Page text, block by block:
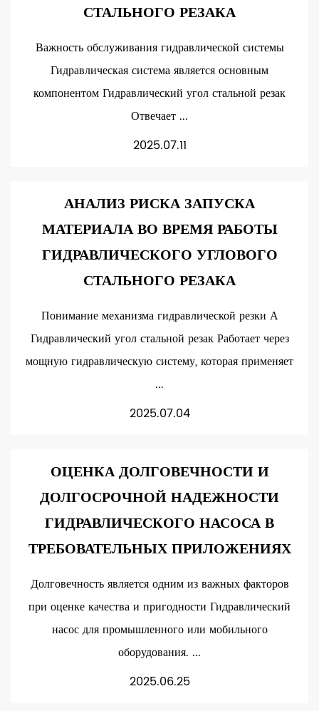
СТАЛЬНОГО РЕЗАКА
Важность обслуживания гидравлической системы
Гидравлическая система является основным
компонентом Гидравлический угол стальной резак
Отвечает ...
2025.07.11
АНАЛИЗ РИСКА ЗАПУСКА
МАТЕРИАЛА ВО ВРЕМЯ РАБОТЫ
ГИДРАВЛИЧЕСКОГО УГЛОВОГО
СТАЛЬНОГО РЕЗАКА
Понимание механизма гидравлической резки А
Гидравлический угол стальной резак Работает через
мощную гидравлическую систему, которая применяет
...
2025.07.04
ОЦЕНКА ДОЛГОВЕЧНОСТИ И
ДОЛГОСРОЧНОЙ НАДЕЖНОСТИ
ГИДРАВЛИЧЕСКОГО НАСОСА В
ТРЕБОВАТЕЛЬНЫХ ПРИЛОЖЕНИЯХ
Долговечность является одним из важных факторов
при оценке качества и пригодности Гидравлический
насос для промышленного или мобильного
оборудования. ...
2025.06.25